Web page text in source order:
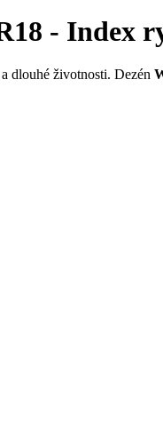
- Index
dlouhé životnosti. Dezén